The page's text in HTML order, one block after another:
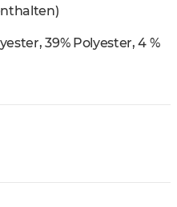
39% Polyester, 4 %